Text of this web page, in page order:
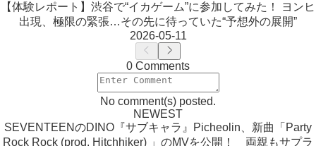
【体験レポート】渋谷で“イカゲーム”に参加してみた！ ヨンヒ
出現、極限の緊張…その先に待っていた“予想外の展開”
2026-05-11
0 Comments
No comment(s) posted.
NEWEST
SEVENTEENのDINO『サブキャラ』Picheolin、新曲「Party
Rock Rock (prod. Hitchhiker) 」のMVを公開！ 両親もサプラ